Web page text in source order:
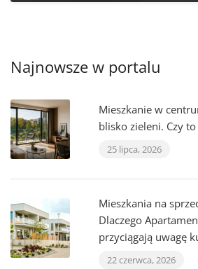
Najnowsze w portalu
Mieszkanie w
blisko zieleni. Czy
25 lipca, 2026
Mieszkania na
Dlaczego
przyciągają uwagę
22 czerwca, 2026